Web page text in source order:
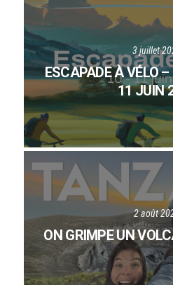
3 juillet
ESCAPADE À VÉLO
11 JUIN
2 août
ON GRIMPE UN